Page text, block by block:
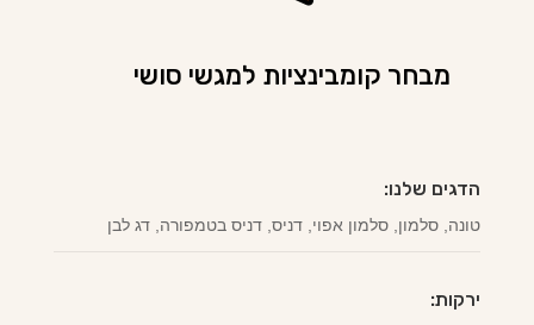
מבחר קומבינציות למגשי סושי
הדגים שלנו:
טונה, סלמון, סלמון אפוי, דניס, דניס בטמפורה, דג לבן
ירקות: